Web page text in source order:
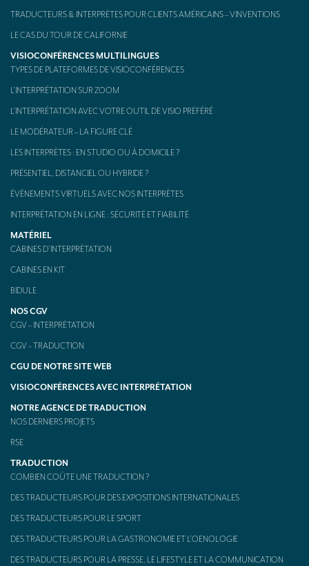
TRADUCTEURS & INTERPRÈTES POUR CLIENTS AMÉRICAINS – VINVENTIONS
LE CAS DU TOUR DE CALIFORNIE
VISIOCONFÉRENCES MULTILINGUES
TYPES DE PLATEFORMES DE VISIOCONFÉRENCES
L’INTERPRÉTATION SUR ZOOM
L’INTERPRÉTATION AVEC VOTRE OUTIL DE VISIO PRÉFÉRÉ
LE MODÉRATEUR – LA FIGURE CLÉ
LES INTERPRÈTES : EN STUDIO OU À DOMICILE ?
PRÉSENTIEL, DISTANCIEL OU HYBRIDE ?
ÉVÉNEMENTS VIRTUELS AVEC NOS INTERPRÈTES
INTERPRÉTATION EN LIGNE : SÉCURITÉ ET FIABILITÉ
MATÉRIEL
CABINES D’INTERPRÉTATION
CABINES EN KIT
BIDULE
NOS CGV
CGV – INTERPRÉTATION
CGV – TRADUCTION
CGU DE NOTRE SITE WEB
VISIOCONFÉRENCES AVEC INTERPRÉTATION
NOTRE AGENCE DE TRADUCTION
NOS DERNIERS PROJETS
RSE
TRADUCTION
COMBIEN COÛTE UNE TRADUCTION ?
DES TRADUCTEURS POUR DES EXPOSITIONS INTERNATIONALES
DES TRADUCTEURS POUR LE SPORT
DES TRADUCTEURS POUR LA GASTRONOMIE ET L’OENOLOGIE
DES TRADUCTEURS POUR LA PRESSE, LE LIFESTYLE ET LA COMMUNICATION